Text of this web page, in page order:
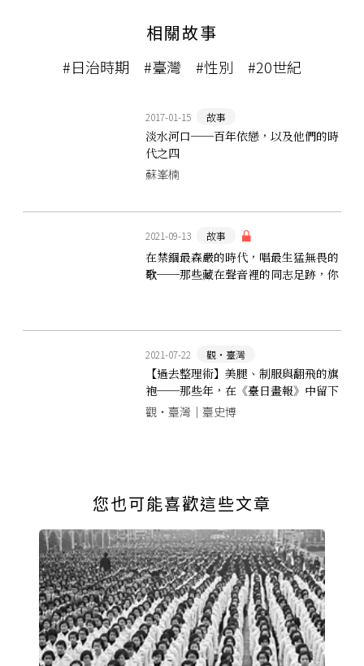
相關故事
#日治時期 #臺灣 #性別 #20世紀
2017-01-15 故事
淡水河口──百年依戀，以及他們的時
代之四
蘇峯楠
2021-09-13 故事
在禁錮最森嚴的時代，唱最生猛無畏的
歌──那些藏在聲音裡的同志足跡，你
2021-07-22 觀‧臺灣
【過去整理術】美腿、制服與翻飛的旗
袍──那些年，在《臺日畫報》中留下
足跡的女性
觀‧臺灣｜臺史博
您也可能喜歡這些文章